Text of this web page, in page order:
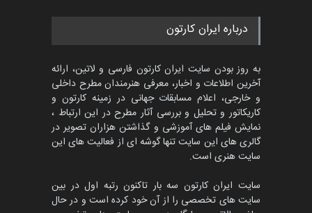
مسابقۀ بین‌المللی کارتون و
کاریکاتور «البغلی…
جشنواره بین‌المللی کارتون
مدارس پرتغال، ۲۰۲۷
مهلت 4 ماه دیگر
پنجمین مسابقۀ بین‌المللی
درباره ایران کارتون
به روز بودن سایت ایران کارتون فارسی و لاتین، ارائه
آخرین اطلاعات و اخبار، معرفی هنرمندان مطرح داخلی
و خارجی، اعلام مسابقات جهانی در زمینه کارتون و
کاریکاتور و تحلیل و بررسی آثار مطرح در این ارتباط ،
نمایش فیلم های آموزشی و گذاشتن هزاران تصویر در
گالری های این سایت تنها گوشه ای از فعالیت های این
سایت هنری است.
سایت ایران کارتون سه بار تاکنون رتبه اول در بین
سایت های تخصصی را از آن خود کرده است و در حال